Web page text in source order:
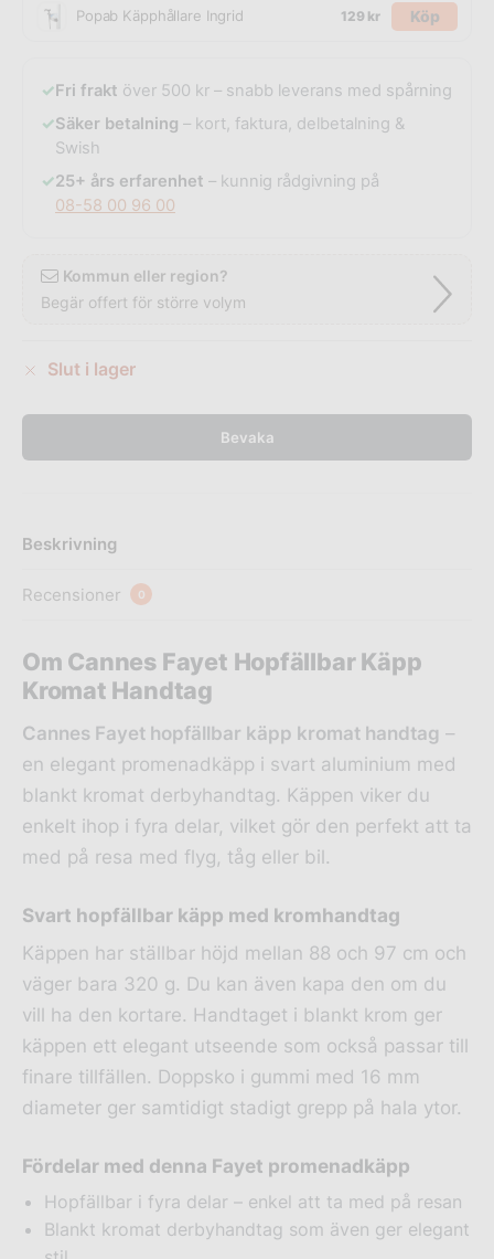
Slut i lager
Bevaka
Popab Käpphållare Ingrid 129 kr Köp
✓Fri frakt över 500 kr – snabb leverans med spårning
✓Säker betalning – kort, faktura, delbetalning &
Swish
✓25+ års erfarenhet – kunnig rådgivning på
08-58 00 96 00
Kommun eller region?
Begär offert för större volym
Beskrivning
Recensioner 0
Om Cannes Fayet Hopfällbar Käpp
Kromat Handtag
Cannes Fayet hopfällbar käpp kromat handtag –
en elegant promenadkäpp i svart aluminium med
blankt kromat derbyhandtag. Käppen viker du
enkelt ihop i fyra delar, vilket gör den perfekt att ta
med på resa med flyg, tåg eller bil.
Svart hopfällbar käpp med kromhandtag
Käppen har ställbar höjd mellan 88 och 97 cm och
väger bara 320 g. Du kan även kapa den om du
vill ha den kortare. Handtaget i blankt krom ger
käppen ett elegant utseende som också passar till
finare tillfällen. Doppsko i gummi med 16 mm
diameter ger samtidigt stadigt grepp på hala ytor.
Fördelar med denna Fayet promenadkäpp
Hopfällbar i fyra delar – enkel att ta med på resan
Blankt kromat derbyhandtag som även ger elegant